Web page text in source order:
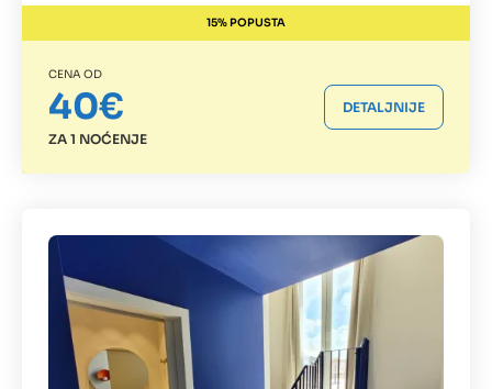
15% POPUSTA
CENA OD
40€
ZA 1 NOĆENJE
DETALJNIJE